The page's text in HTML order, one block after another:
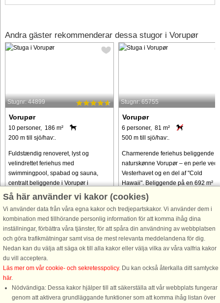
Andra gäster rekommenderar dessa stugor i Vorupør
Stugnr: 44899
Vorupør
10 personer, 186 m²
200 m till sjö/hav:.
Fuldstændig renoveret, lyst og
velindrettet feriehus med
swimmingpool, spabad og sauna,
centralt beliggende i Vorupør i
gåafstand til strand, butikker, caféer og
i ...
från 13.415 SEK
Stugnr: 65755
Vorupør
6 personer, 81 m²
500 m till sjö/hav:.
Charmerende feriehus beliggende i
naturskønne Vorupør – en perle ved
Vesterhavet og en del af "Cold
Hawaii". Beliggende på en 692 m²
autentisk klitgrund, på en rolig blind
vej, finder I dette unikke og ...
från 5.885 SEK
Så här använder vi kakor (cookies)
Vi använder data från våra egna kakor och tredjepartskakor. Vi använder dem i
kombination med tillhörande personlig information för att komma ihåg dina
inställningar, förbättra våra tjänster, för att spåra din användning av webbplatsen
och göra trafikmätningar samt visa de mest relevanta meddelandena för dig.
Nedan kan du välja att säga ok till alla kakor eller välja vilka av våra valfria kakor
du vill acceptera.
Läs mer om vår cookie- och sekretesspolicy. Du kan också återkalla ditt samtycke
här.
Nödvändiga: Dessa kakor hjälper till att säkerställa att vår webbplats fungerar
genom att aktivera grundläggande funktioner som att komma ihåg listan över